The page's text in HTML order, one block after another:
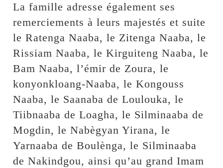
La famille adresse également ses
remerciements à leurs majestés et suite
le Ratenga Naaba, le Zitenga Naaba, le
Rissiam Naaba, le Kirguiteng Naaba, le
Bam Naaba, l’émir de Zoura, le
konyonkloang-Naaba, le Kongouss
Naaba, le Saanaba de Loulouka, le
Tiibnaaba de Loagha, le Silminaaba de
Mogdin, le Nabègyan Yirana, le
Yarnaaba de Boulènga, le Silminaaba
de Nakindgou, ainsi qu’au grand Imam